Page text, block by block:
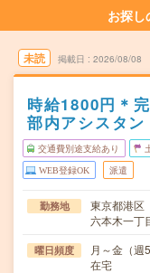
お探し
未読 掲載日 2026/08/08
時給1800円＊
部内アシスタン
交通費別途支給あり
WEB登録OK 派遣
勤務地
東京都港区
六本木一丁
曜日頻度
月～金（
在宅